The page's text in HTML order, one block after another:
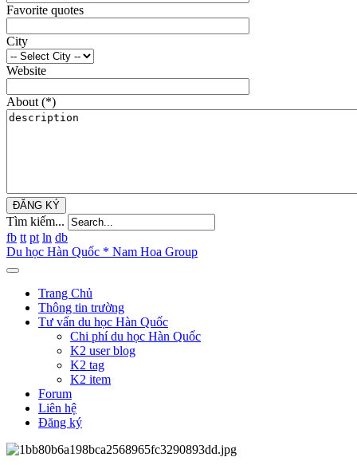
Favorite quotes
City
Website
About (*)
ĐĂNG KÝ
Tìm kiếm...
fb tt pt ln db
Du học Hàn Quốc * Nam Hoa Group
Trang Chủ
Thông tin trường
Tư vấn du học Hàn Quốc
Chi phí du học Hàn Quốc
K2 user blog
K2 tag
K2 item
Forum
Liên hệ
Đăng ký